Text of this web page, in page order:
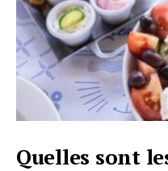
Quelles sont